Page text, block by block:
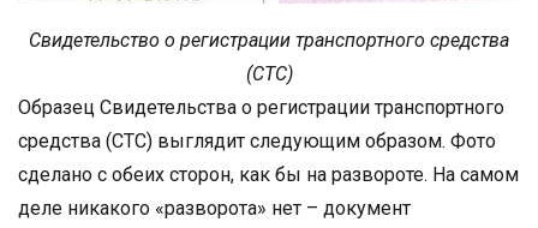
Свидетельство о регистрации транспортного средства
(СТС)
Образец Свидетельства о регистрации транспортного
средства (СТС) выглядит следующим образом. Фото
сделано с обеих сторон, как бы на развороте. На самом
деле никакого «разворота» нет – документ